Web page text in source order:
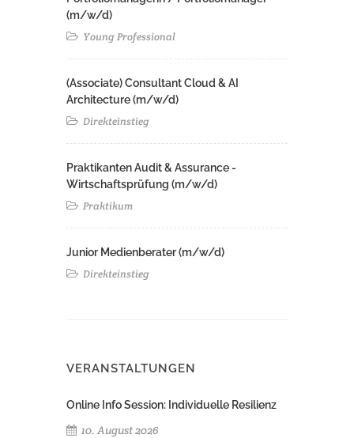
(m/w/d)
Young Professional
(Associate) Consultant Cloud & AI
Architecture (m/w/d)​ ​
Direkteinstieg
Praktikanten Audit & Assurance -
Wirtschaftsprüfung (m/w/d)
Praktikum
Junior Medienberater (m/w/d)
Direkteinstieg
VERANSTALTUNGEN
Online Info Session: Individuelle Resilienz
10. August 2026